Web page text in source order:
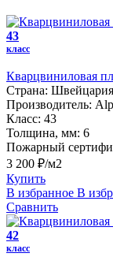
43
класс
Кварцвиниловая
Страна: Швейцария
Производитель:
Класс: 43
Толщина, мм: 6
Пожарный
3 200 ₽/м2
Купить
В избранное В
Сравнить
42
класс